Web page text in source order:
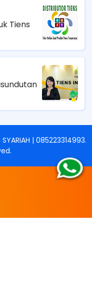
Tiens
SYARIAH | 085223314993.